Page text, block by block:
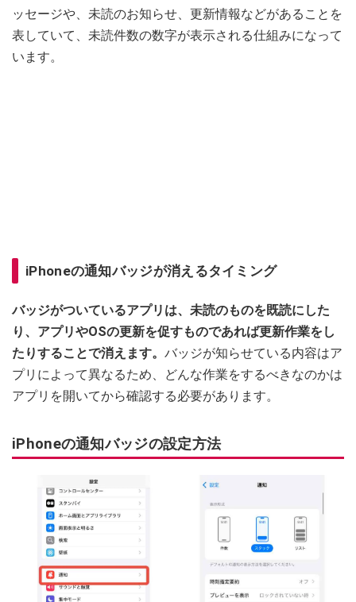
ッセージや、未読のお知らせ、更新情報などがあることを
表していて、未読件数の数字が表示される仕組みになって
います。
iPhoneの通知バッジが消えるタイミング
バッジがついているアプリは、未読のものを既読にした
り、アプリやOSの更新を促すものであれば更新作業をし
たりすることで消えます。 バッジが知らせている内容はア
プリによって異なるため、どんな作業をするべきなのかは
アプリを開いてから確認する必要があります。
iPhoneの通知バッジの設定方法